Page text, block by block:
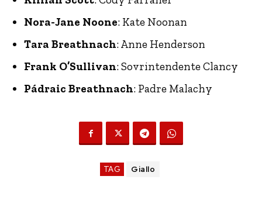
Nora-Jane Noone: Kate Noonan
Tara Breathnach: Anne Henderson
Frank O’Sullivan: Sovrintendente Clancy
Pádraic Breathnach: Padre Malachy
TAG Giallo